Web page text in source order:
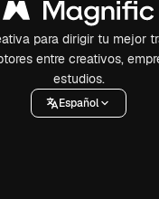
para dirigir tu mejor
entre creativos,
estudios.
Español